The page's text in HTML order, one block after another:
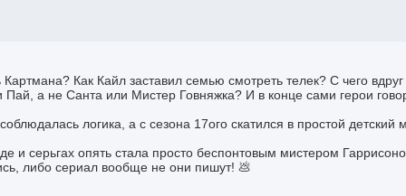
Как Кайл заставил семью смотреть телек? С чего
а не Санта или Мистер Говняжка? И в конце сами герои
логика, а с сезона 17ого скатился в простой детский
и серьгах опять стала просто беспонтовым мистером
либо сериал вообще не они пишут! 💩